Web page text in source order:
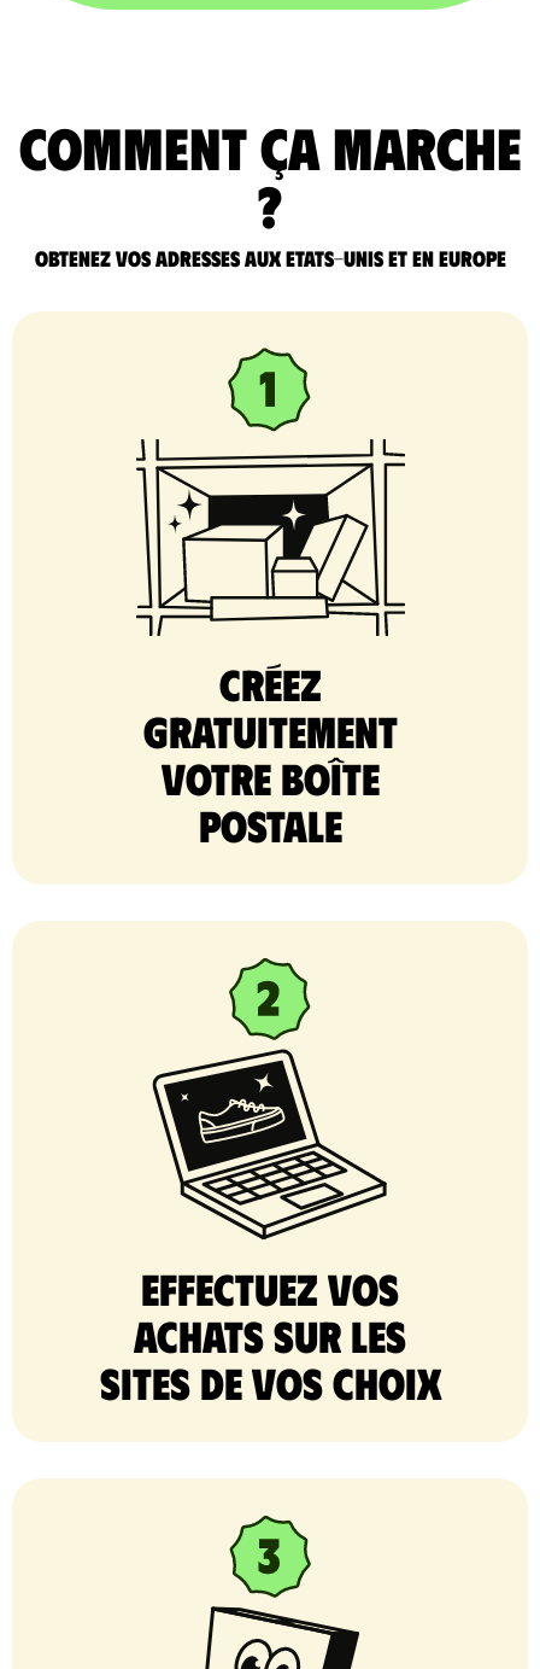
comment ça marche
?
Obtenez vos adresses aux Etats-Unis et en Europe
Créez
gratuitement
votre Boîte
postale
Effectuez vos
achats sur les
sites de vos choix